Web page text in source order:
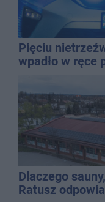
Pięciu
wpadło w ręce
Dlaczego
Ratusz